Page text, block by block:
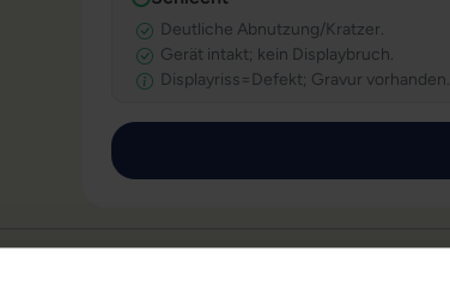
Deutliche Abnutzung/Kratzer.
Gerät intakt; kein Displaybruch.
Displayriss=Defekt; Gravur vorhanden.